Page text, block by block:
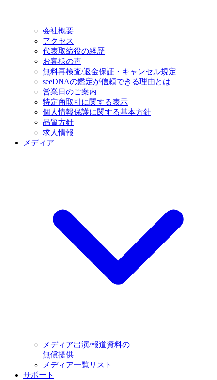
会社概要
アクセス
代表取締役の経歴
お客様の声
無料再検査/返金保証・キャンセル規定
seeDNAの鑑定が信頼できる理由とは
営業日のご案内
特定商取引に関する表示
個人情報保護に関する基本方針
品質方針
求人情報
メディア
メディア出演/報道資料の
無償提供
メディア一覧リスト
サポート